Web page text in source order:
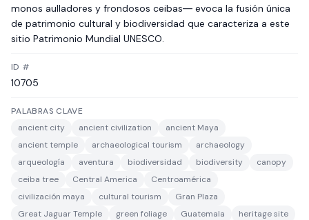
monos aulladores y frondosos ceibas― evoca la fusión única
de patrimonio cultural y biodiversidad que caracteriza a este
sitio Patrimonio Mundial UNESCO.
ID #
10705
PALABRAS CLAVE
ancient city
ancient civilization
ancient Maya
ancient temple
archaeological tourism
archaeology
arqueología
aventura biodiversidad biodiversity
canopy
ceiba tree
Central America
Centroamérica
civilización maya
cultural tourism
Gran Plaza
Great Jaguar Temple
green foliage Guatemala
heritage site